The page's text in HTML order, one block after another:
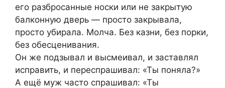
его разбросанные носки или не закрытую
балконную дверь — просто закрывала,
просто убирала. Молча. Без казни, без порки,
без обесценивания.
Он же подзывал и высмеивал, и заставлял
исправить, и переспрашивал: «Ты поняла?»
А ещё муж часто спрашивал: «Ты